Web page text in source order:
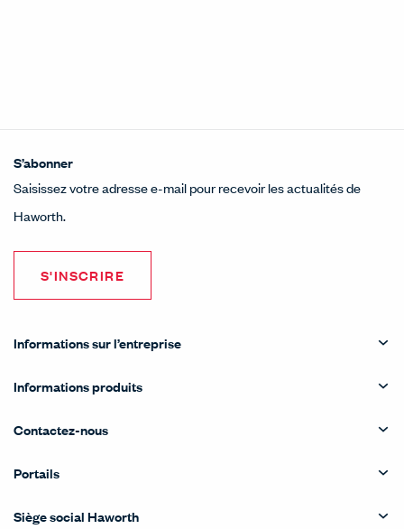
S’abonner
Saisissez votre adresse e-mail pour recevoir les actualités de
Haworth.
S'INSCRIRE
Informations sur l’entreprise
Informations produits
Contactez-nous
Portails
Siège social Haworth